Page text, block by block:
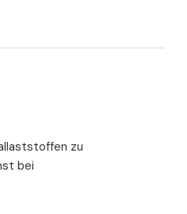
das
zu
bei